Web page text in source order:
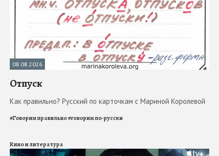
08.08.2026
Отпуск
Как правильно? Русский по карточкам с Мариной Королевой
#Говорим правильно#говорим по-русски
Кино и литература